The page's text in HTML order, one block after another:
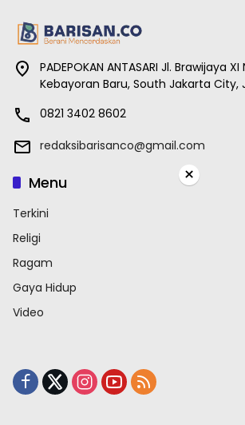
PADEPOKAN ANTASARI Jl. Brawijaya
Kebayoran Baru, South Jakarta City,
0821 3402 8602
redaksibarisanco@gmail.com
Menu
Terkini
Religi
Ragam
Gaya Hidup
Video
×